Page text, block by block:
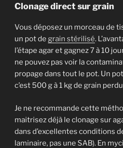
Clonage direct sur grain
Vous déposez un morceau de
un pot de grain stérilisé.
l’étape agar et gagnez 7 à 10
ne pouvez pas voir la
propage dans tout le pot. Un
c’est 500 g à 1 kg de grain
Je ne recommande cette
maitrisez déjà le clonage sur
dans d’excellentes conditions
laminaire, pas une SAB). En